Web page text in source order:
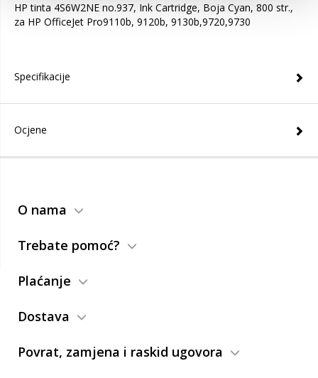
HP tinta 4S6W2NE no.937, Ink Cartridge, Boja Cyan, 800 str.,
za HP OfficeJet Pro9110b, 9120b, 9130b,9720,9730
Specifikacije
Ocjene
O nama
Trebate pomoć?
Plaćanje
Dostava
Povrat, zamjena i raskid ugovora